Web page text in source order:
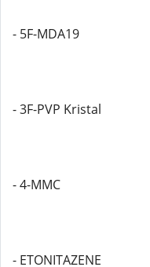
- 5F-MDA19
- 3F-PVP Kristal
- 4-MMC
- ETONITAZENE